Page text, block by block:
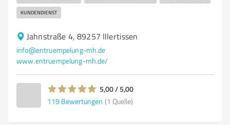
KUNDENDIENST
Jahnstraße 4, 89257 Illertissen
info@entruempelung-mh.de
www.entruempelung-mh.de/
5,00 / 5,00
119 Bewertungen (1 Quelle)